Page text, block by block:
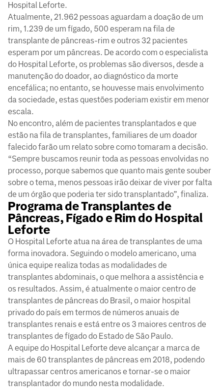
Hospital Leforte.
Atualmente, 21.962 pessoas aguardam a doação de um
rim, 1.239 de um fígado, 500 esperam na fila de
transplante de pâncreas-rim e outros 32 pacientes
esperam por um pâncreas. De acordo com o especialista
do Hospital Leforte, os problemas são diversos, desde a
manutenção do doador, ao diagnóstico da morte
encefálica; no entanto, se houvesse mais envolvimento
da sociedade, estas questões poderiam existir em menor
escala.
No encontro, além de pacientes transplantados e que
estão na fila de transplantes, familiares de um doador
falecido farão um relato sobre como tomaram a decisão.
“Sempre buscamos reunir toda as pessoas envolvidas no
processo, porque sabemos que quanto mais gente souber
sobre o tema, menos pessoas irão deixar de viver por falta
de um órgão que poderia ter sido transplantado”, finaliza.
Programa de Transplantes de
Pâncreas, Fígado e Rim do Hospital
Leforte
O Hospital Leforte atua na área de transplantes de uma
forma inovadora. Seguindo o modelo americano, uma
única equipe realiza todas as modalidades de
transplantes abdominais, o que melhora a assistência e
os resultados. Assim, é atualmente o maior centro de
transplantes de pâncreas do Brasil, o maior hospital
privado do país em termos de números anuais de
transplantes renais e está entre os 3 maiores centros de
transplantes de fígado do Estado de São Paulo.
A equipe do Hospital Leforte deve alcançar a marca de
mais de 60 transplantes de pâncreas em 2018, podendo
ultrapassar centros americanos e tornar-se o maior
transplantador do mundo nesta modalidade.